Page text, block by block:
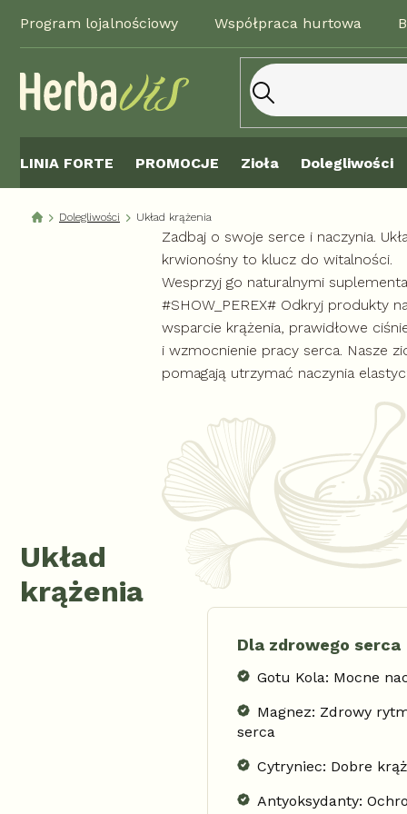
treści
Program lojalnościowy Współpraca hurtowa
LINIA FORTE PROMOCJE Zioła Dolegliwości
Dolegliwości Układ krążenia
Układ
krążenia
Zadbaj o swoje serce i naczynia.
krwionośny to klucz do witalności.
Wesprzyj go naturalnymi
#SHOW_PEREX# Odkryj produkty
wsparcie krążenia, prawidłowe
i wzmocnienie pracy serca. Nasze
pomagają utrzymać naczynia
Dla zdrowego serca
Gotu Kola: Mocne
Magnez: Zdrowy
serca
Cytryniec: Dobre
Antyoksydanty: